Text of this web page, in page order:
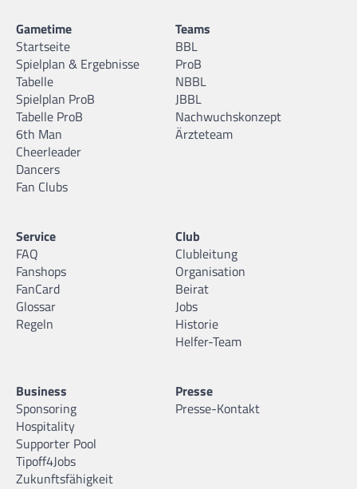
Gametime
Startseite
Spielplan & Ergebnisse
Tabelle
Spielplan ProB
Tabelle ProB
6th Man
Cheerleader
Dancers
Fan Clubs
Teams
BBL
ProB
NBBL
JBBL
Nachwuchskonzept
Ärzteteam
Service
FAQ
Fanshops
FanCard
Glossar
Regeln
Club
Clubleitung
Organisation
Beirat
Jobs
Historie
Helfer-Team
Business
Sponsoring
Hospitality
Supporter Pool
Tipoff4Jobs
Zukunftsfähigkeit
Presse
Presse-Kontakt